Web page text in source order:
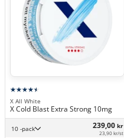
X All White
X Cold Blast Extra Strong 10mg
10 -pack 239,00 kr
23,90 kr/st